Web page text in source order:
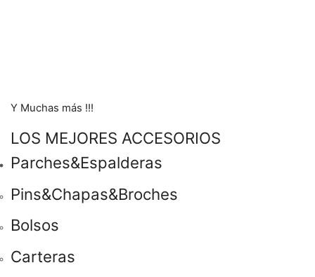
Y Muchas más !!!
LOS MEJORES ACCESORIOS
Parches&Espalderas
Pins&Chapas&Broches
Bolsos
Carteras